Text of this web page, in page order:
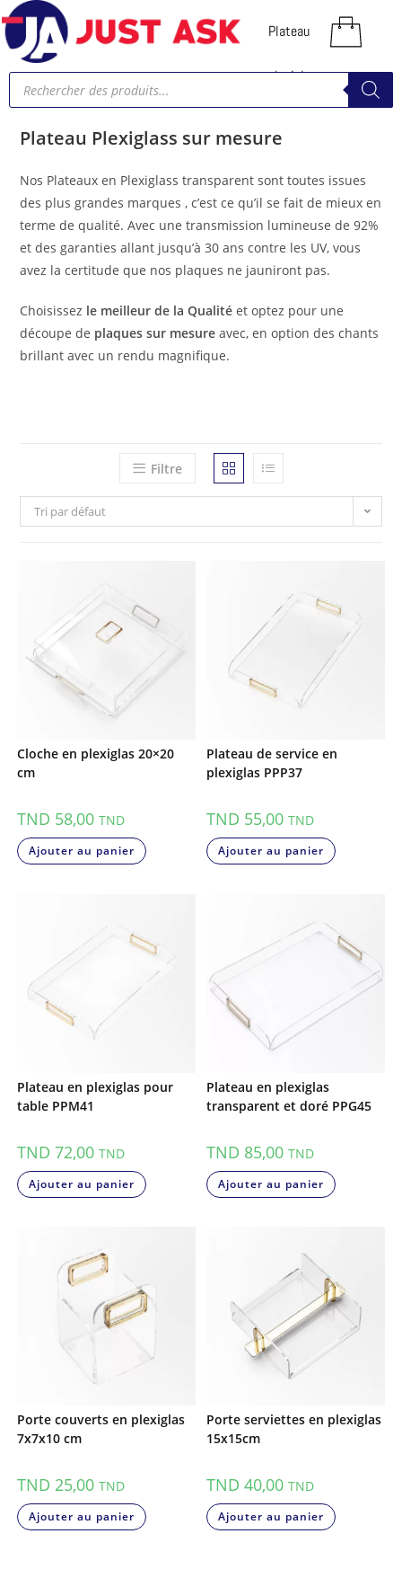
Plateau
plexiglass
Plateau Plexiglass sur mesure
Nos Plateaux en Plexiglass transparent sont toutes issues
des plus grandes marques , c’est ce qu’il se fait de mieux en
terme de qualité. Avec une transmission lumineuse de 92%
et des garanties allant jusqu’à 30 ans contre les UV, vous
avez la certitude que nos plaques ne jauniront pas.
Choisissez le meilleur de la Qualité et optez pour une
découpe de plaques sur mesure avec, en option des chants
brillant avec un rendu magnifique.
Filtre
Tri par défaut
Cloche en plexiglas 20×20
cm
TND 58,00 TND
Ajouter au panier
Plateau de service en
plexiglas PPP37
TND 55,00 TND
Ajouter au panier
Plateau en plexiglas pour
table PPM41
TND 72,00 TND
Ajouter au panier
Plateau en plexiglas
transparent et doré PPG45
TND 85,00 TND
Ajouter au panier
Porte couverts en plexiglas
7x7x10 cm
TND 25,00 TND
Ajouter au panier
Porte serviettes en plexiglas
15x15cm
TND 40,00 TND
Ajouter au panier